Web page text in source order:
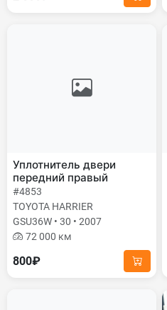
Уплотнитель двери
передний правый
#4853
TOYOTA HARRIER
GSU36W • 30 • 2007
72 000 км
800₽